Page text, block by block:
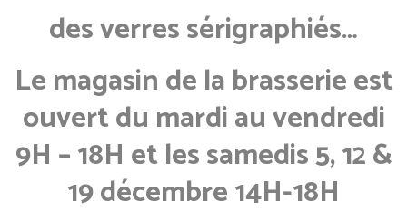
des verres sérigraphiés…
Le magasin de la brasserie est
ouvert du mardi au vendredi
9H – 18H et les samedis 5, 12 &
19 décembre 14H-18H